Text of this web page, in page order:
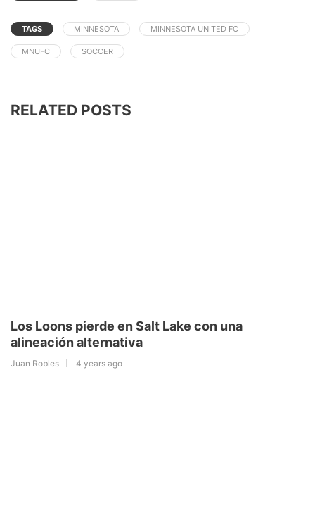
TAGS MINNESOTA MINNESOTA UNITED FC
MNUFC SOCCER
RELATED POSTS
Los Loons pierde en Salt Lake con una
alineación alternativa
Juan Robles 4 years ago